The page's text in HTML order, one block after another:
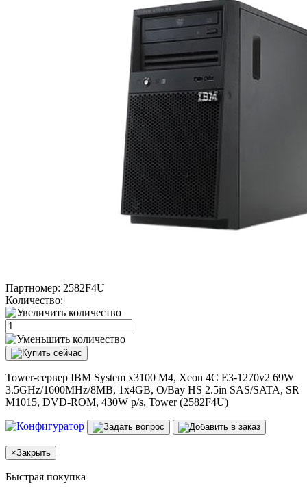
Партномер: 2582F4U
Количество:
Tower-сервер IBM System x3100 M4, Xeon 4C E3-1270v2 69W
3.5GHz/1600MHz/8MB, 1x4GB, O/Bay HS 2.5in SAS/SATA, SR
M1015, DVD-ROM, 430W p/s, Tower (2582F4U)
×Закрыть
Быстрая покупка